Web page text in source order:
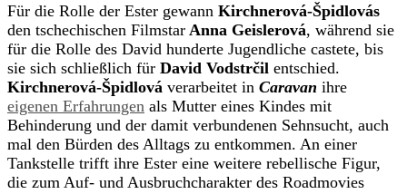
Für die Rolle der Ester gewann Kirchnerová-Špidlovás
den tschechischen Filmstar Anna Geislerová, während sie
für die Rolle des David hunderte Jugendliche castete, bis
sie sich schließlich für David Vodstrčil entschied.
Kirchnerová-Špidlová verarbeitet in Caravan ihre
eigenen Erfahrungen als Mutter eines Kindes mit
Behinderung und der damit verbundenen Sehnsucht, auch
mal den Bürden des Alltags zu entkommen. An einer
Tankstelle trifft ihre Ester eine weitere rebellische Figur,
die zum Auf- und Ausbruchcharakter des Roadmovies